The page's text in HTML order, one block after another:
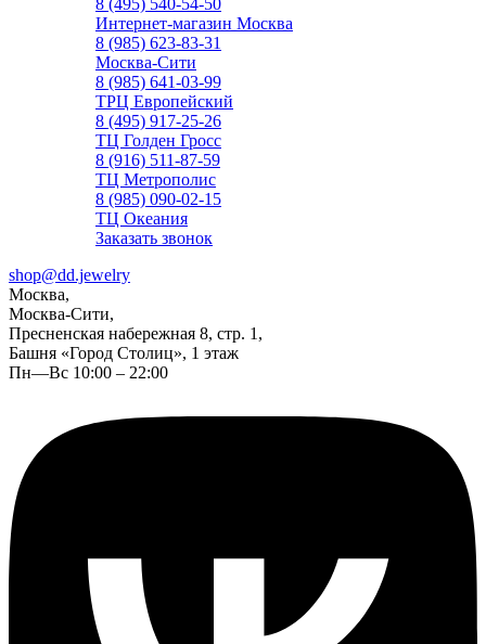
8 (495) 540-54-50
Интернет-магазин Москва
8 (985) 623-83-31
Москва-Сити
8 (985) 641-03-99
ТРЦ Европейский
8 (495) 917-25-26
ТЦ Голден Гросс
8 (916) 511-87-59
ТЦ Метрополис
8 (985) 090-02-15
ТЦ Океания
Заказать звонок
shop@dd.jewelry
Москва,
Москва-Сити,
Пресненская набережная 8, стр. 1,
Башня «Город Столиц», 1 этаж
Пн—Вс 10:00 – 22:00